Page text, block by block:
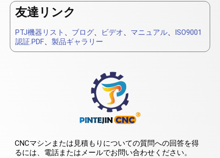
友達リンク
PTJ機器リスト 、 ブログ、 ビデオ、 マニュアル、 ISO9001
認証.PDF、 製品ギャラリー
CNCマシンまたは見積もりについての質問への回答を得
るには、電話またはメールでお問い合わせください。